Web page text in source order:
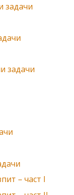
задачи
задачи
– част I